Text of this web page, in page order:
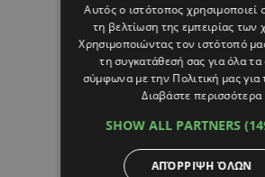
Αυτός ο ιστότοπος χρησιμοποιεί
τη βελτίωση της εμπειρίας των
Χρησιμοποιώντας τον ιστότοπό
τη συγκατάθεσή σας για όλα
σύμφωνα με την Πολιτική μας για
Διαβάστε περισσότερα
SHOW ALL PARTNERS
ΑΠΌΡΡΙΨΗ ΌΛΩΝ